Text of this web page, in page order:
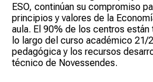
ESO, continúan su compromiso
principios y valores de la
aula. El 90% de los centros están
lo largo del curso académico 21/
pedagógica y los recursos
técnico de Novessendes.